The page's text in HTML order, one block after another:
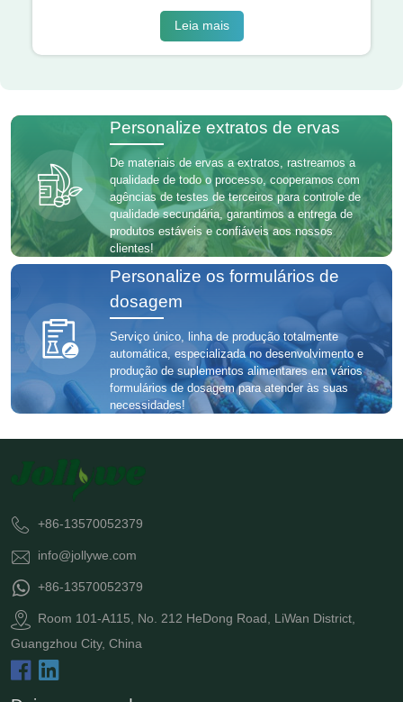
Leia mais
Personalize extratos de ervas
De materiais de ervas a extratos, rastreamos a
qualidade de todo o processo, cooperamos com
agências de testes de terceiros para controle de
qualidade secundária, garantimos a entrega de
produtos estáveis ​​e confiáveis ​​aos nossos
clientes!
Personalize os formulários de
dosagem
Serviço único, linha de produção totalmente
automática, especializada no desenvolvimento e
produção de suplementos alimentares em vários
formulários de dosagem para atender às suas
necessidades!
+86-13570052379
info@jollywe.com
+86-13570052379
Room 101-A115, No. 212 HeDong Road, LiWan District,
Guangzhou City, China